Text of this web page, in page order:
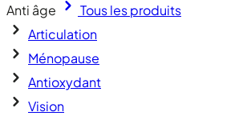
Anti âge
Tous les produits
Articulation
Ménopause
Antioxydant
Vision